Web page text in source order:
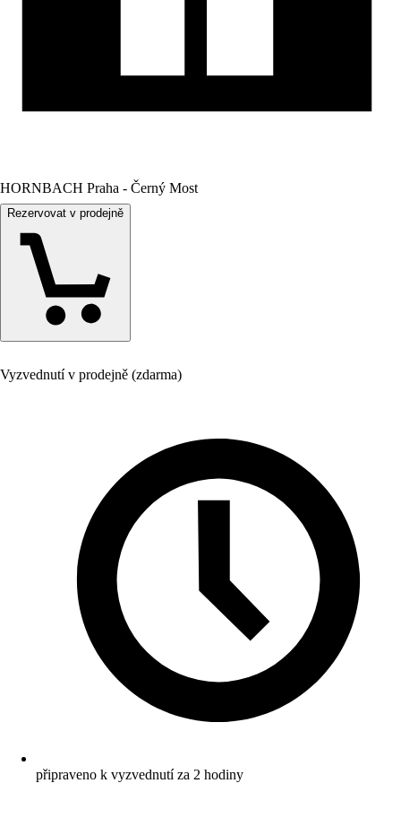
HORNBACH Praha - Černý Most
Rezervovat v prodejně
Vyzvednutí v prodejně (zdarma)
připraveno k vyzvednutí za 2 hodiny